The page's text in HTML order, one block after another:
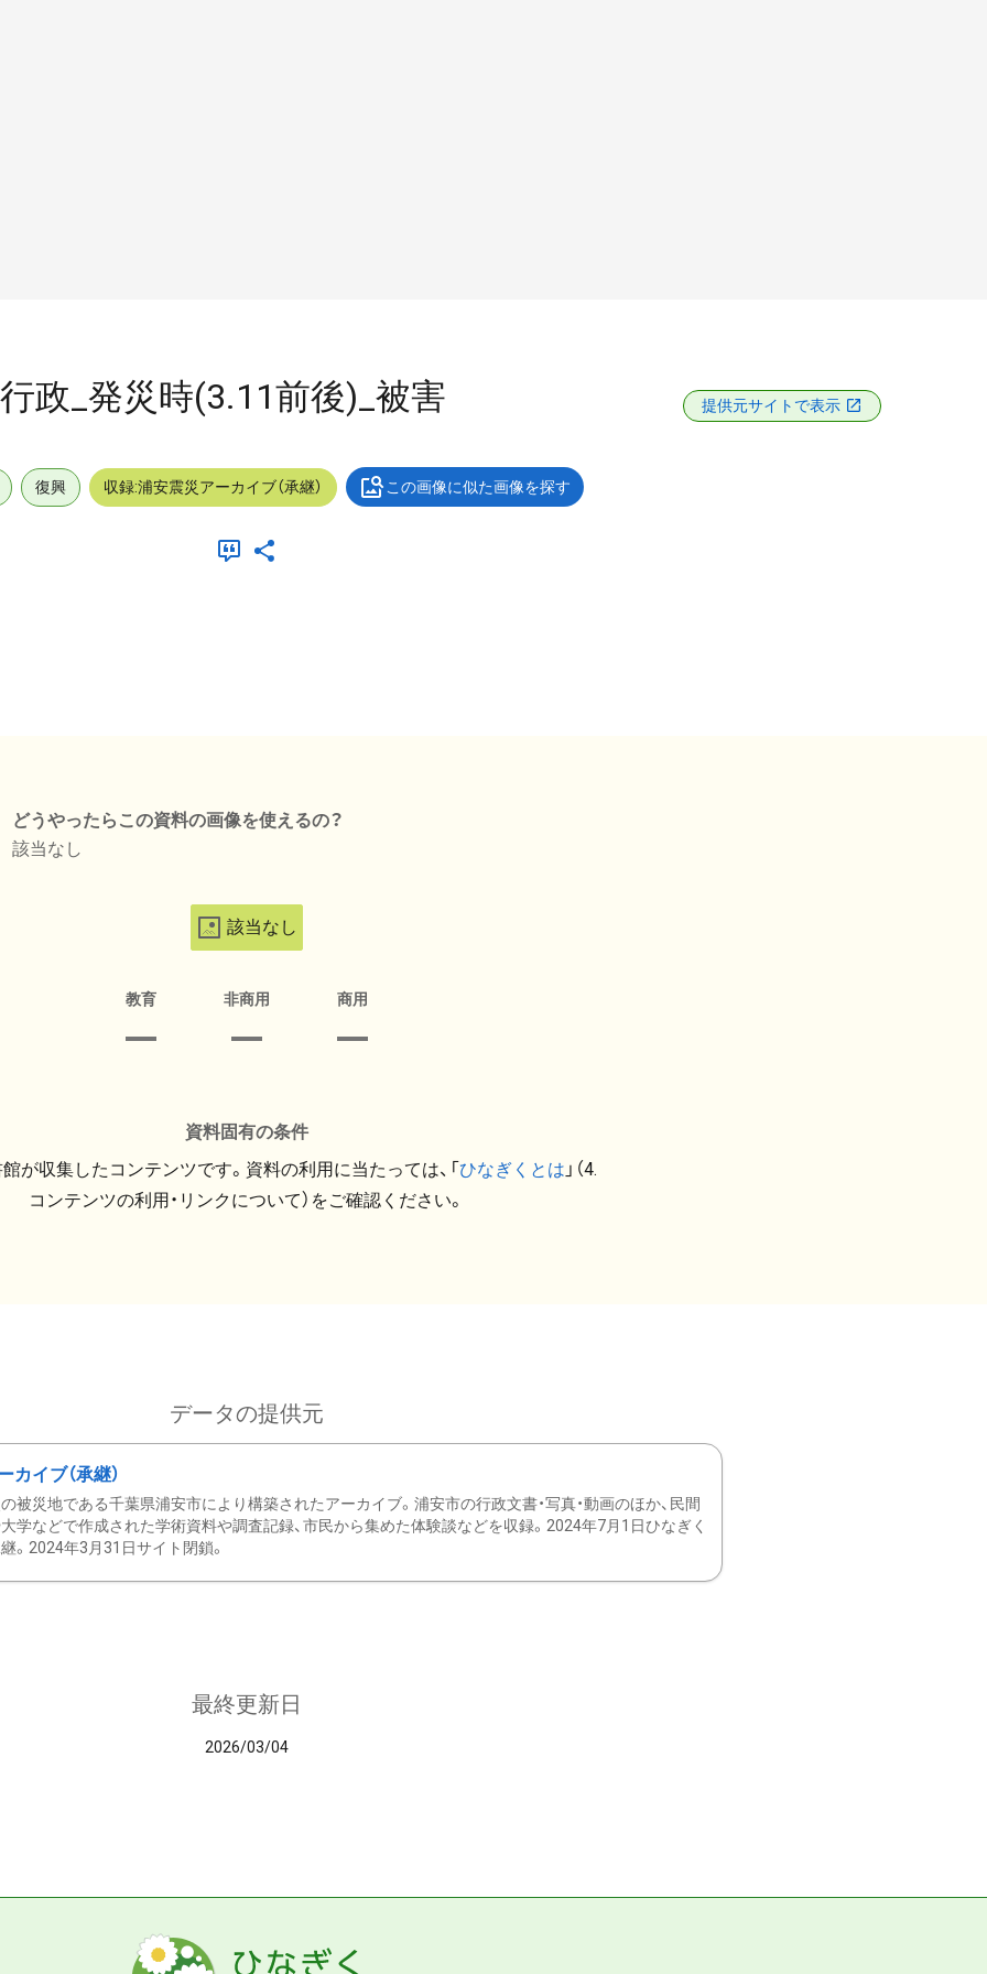
政_発災時(3.11前後)_被害 提供元サイトで表示
復興 収録:浦安震災アーカイブ（承継） この画像に似た画像を探す
どうやったらこの資料の画像を使えるの？
該当なし
該当なし
教育 非商用 商用
資料固有の条件
が収集したコンテンツです。資料の利用に当たっては、「ひなぎくとは 」（4.
コンテンツの利用・リンクについて）をご確認ください。
データの提供元
イブ（承継）
被災地である千葉県浦安市により構築されたアーカイブ。浦安市の行政文書・写真・動画のほか、民間
学などで作成された学術資料や調査記録、市民から集めた体験談などを収録。2024年7月1日ひなぎく
。2024年3月31日サイト閉鎖。
最終更新日
2026/03/04